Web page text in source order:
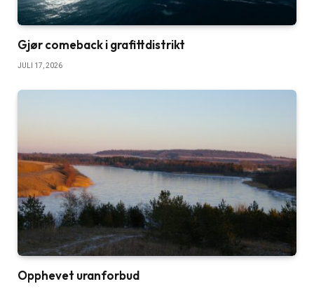
Gjør comeback i grafittdistrikt
JULI 17, 2026
Opphevet uranforbud